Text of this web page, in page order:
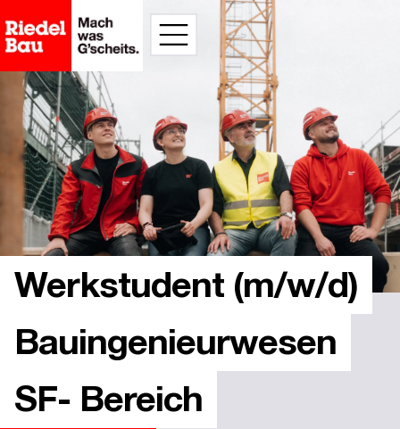
springen
Werkstudent (m/w/d)
Bauingenieurwesen
SF- Bereich